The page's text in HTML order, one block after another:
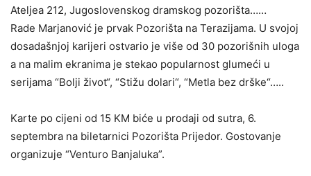
Ateljea 212, Jugoslovenskog dramskog pozorišta……
Rade Marjanović je prvak Pozorišta na Terazijama. U svojoj
dosadašnjoj karijeri ostvario je više od 30 pozorišnih uloga
a na malim ekranima je stekao popularnost glumeći u
serijama “Bolji život“, “Stižu dolari“, “Metla bez drške“…..
Karte po cijeni od 15 KM biće u prodaji od sutra, 6.
septembra na biletarnici Pozorišta Prijedor. Gostovanje
organizuje “Venturo Banjaluka”.